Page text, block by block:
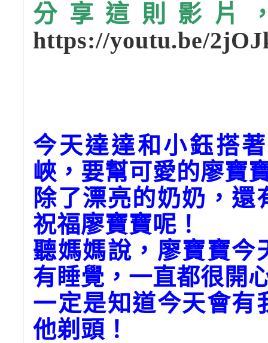
分享這則影片
https://youtu.be/
今天達達和小鈺搭
峽，要幫可愛的廖寶
除了漂亮的奶奶，
祝福廖寶寶呢！
聽媽媽說，廖寶寶今
有睡覺，一直都很開
一定是知道今天會有
他剃頭！